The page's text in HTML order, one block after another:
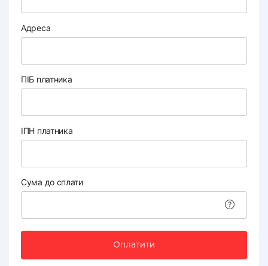
Адреса
ПІБ платника
ІПН платника
Сума до сплати
Оплатити